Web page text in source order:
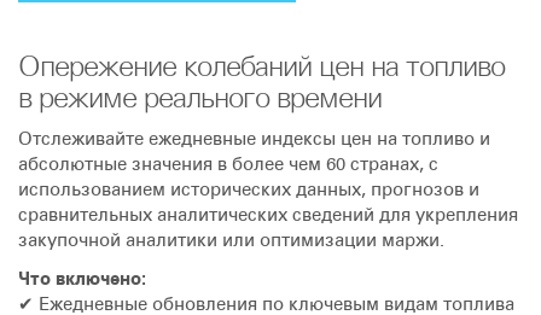
Опережение колебаний цен на топливо
в режиме реального времени
Отслеживайте ежедневные индексы цен на топливо и
абсолютные значения в более чем 60 странах, с
использованием исторических данных, прогнозов и
сравнительных аналитических сведений для укрепления
закупочной аналитики или оптимизации маржи.
Что включено:
✔ Ежедневные обновления по ключевым видам топлива